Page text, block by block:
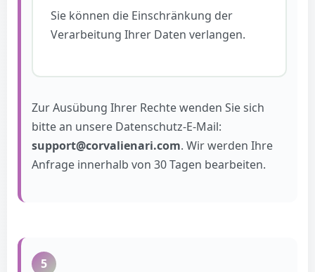
Sie können die Einschränkung der
Verarbeitung Ihrer Daten verlangen.
Zur Ausübung Ihrer Rechte wenden Sie sich
bitte an unsere Datenschutz-E-Mail:
support@corvalienari.com. Wir werden Ihre
Anfrage innerhalb von 30 Tagen bearbeiten.
5